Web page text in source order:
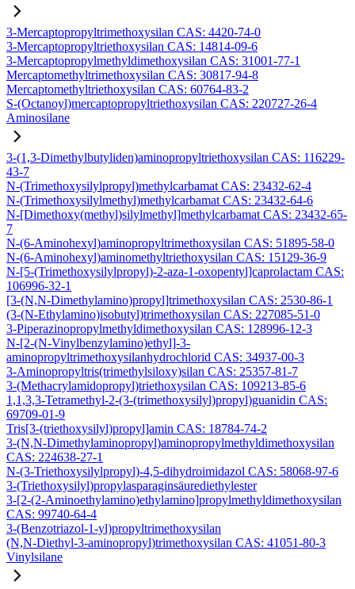
3-Mercaptopropyltrimethoxysilan CAS: 4420-74-0
3-Mercaptopropyltriethoxysilan CAS: 14814-09-6
3-Mercaptopropylmethyldimethoxysilan CAS: 31001-77-1
Mercaptomethyltrimethoxysilan CAS: 30817-94-8
Mercaptomethyltriethoxysilan CAS: 60764-83-2
S-(Octanoyl)mercaptopropyltriethoxysilan CAS: 220727-26-4
Aminosilane
3-(1,3-Dimethylbutyliden)aminopropyltriethoxysilan CAS: 116229-
43-7
N-(Trimethoxysilylpropyl)methylcarbamat CAS: 23432-62-4
N-(Trimethoxysilylmethyl)methylcarbamat CAS: 23432-64-6
N-[Dimethoxy(methyl)silylmethyl]methylcarbamat CAS: 23432-65-
7
N-(6-Aminohexyl)aminopropyltrimethoxysilan CAS: 51895-58-0
N-(6-Aminohexyl)aminomethyltriethoxysilan CAS: 15129-36-9
N-[5-(Trimethoxysilylpropyl)-2-aza-1-oxopentyl]caprolactam CAS:
106996-32-1
[3-(N,N-Dimethylamino)propyl]trimethoxysilan CAS: 2530-86-1
(3-(N-Ethylamino)isobutyl)trimethoxysilan CAS: 227085-51-0
3-Piperazinopropylmethyldimethoxysilan CAS: 128996-12-3
N-[2-(N-Vinylbenzylamino)ethyl]-3-
aminopropyltrimethoxysilanhydrochlorid CAS: 34937-00-3
3-Aminopropyltris(trimethylsiloxy)silan CAS: 25357-81-7
3-(Methacrylamidopropyl)triethoxysilan CAS: 109213-85-6
1,1,3,3-Tetramethyl-2-(3-(trimethoxysilyl)propyl)guanidin CAS:
69709-01-9
Tris[3-(triethoxysilyl)propyl]amin CAS: 18784-74-2
3-(N,N-Dimethylaminopropyl)aminopropylmethyldimethoxysilan
CAS: 224638-27-1
N-(3-Triethoxysilylpropyl)-4,5-dihydroimidazol CAS: 58068-97-6
3-(Triethoxysilyl)propylasparaginsäurediethylester
3-[2-(2-Aminoethylamino)ethylamino]propylmethyldimethoxysilan
CAS: 99740-64-4
3-(Benzotriazol-1-yl)propyltrimethoxysilan
(N,N-Diethyl-3-aminopropyl)trimethoxysilan CAS: 41051-80-3
Vinylsilane